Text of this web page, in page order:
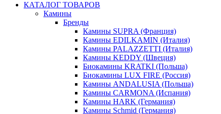
КАТАЛОГ ТОВАРОВ
Камины
Бренды
Камины SUPRA (Франция)
Камины EDILKAMIN (Италия)
Камины PALAZZETTI (Италия)
Камины KEDDY (Швеция)
Биокамины KRATKI (Польша)
Биокамины LUX FIRE (Россия)
Камины ANDALUSIA (Польша)
Камины CARMONA (Испания)
Камины HARK (Германия)
Камины Schmid (Германия)